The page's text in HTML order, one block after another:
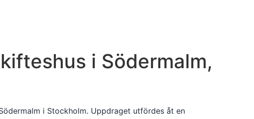
i Södermalm,
i Stockholm. Uppdraget utfördes åt en